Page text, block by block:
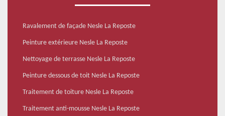
Ravalement de façade Nesle La Reposte
Peinture extérieure Nesle La Reposte
Nettoyage de terrasse Nesle La Reposte
Peinture dessous de toit Nesle La Reposte
Traitement de toiture Nesle La Reposte
Traitement anti-mousse Nesle La Reposte